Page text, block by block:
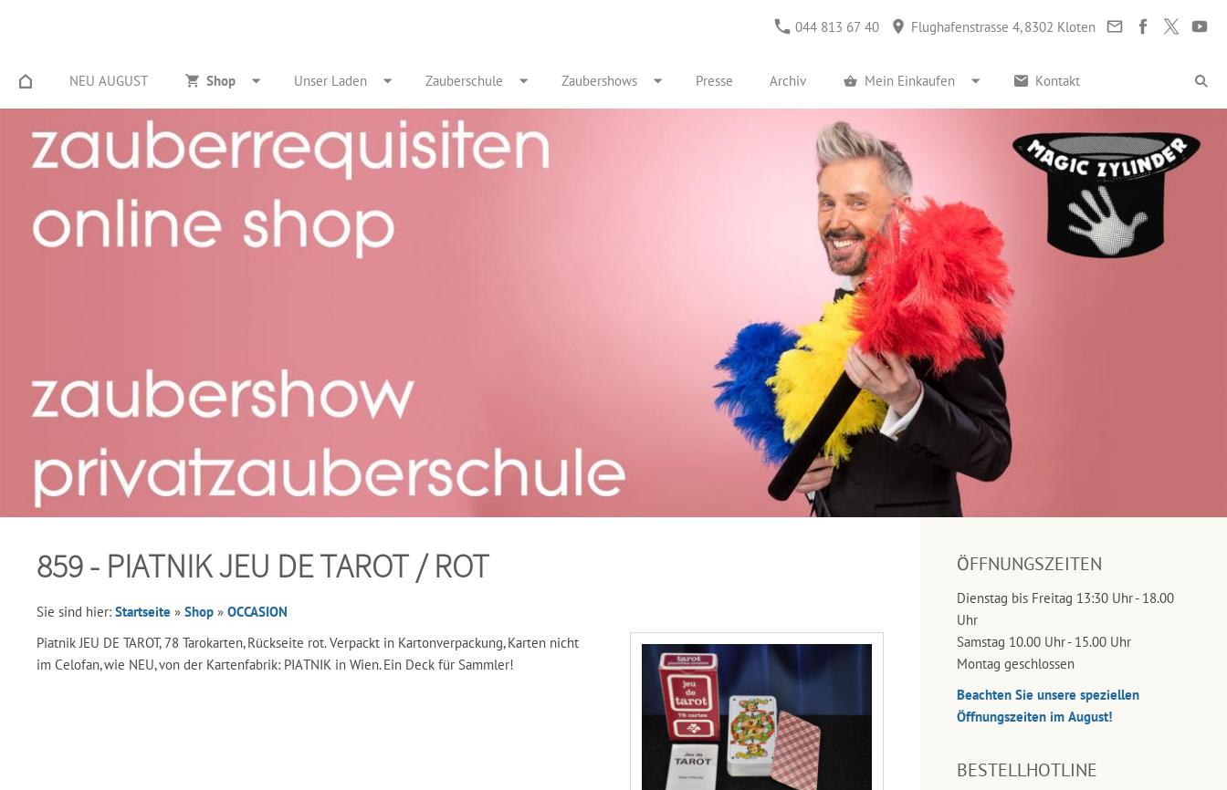
044 813 67 40 Flughafenstrasse 4, 8302 Kloten
NEU AUGUST Shop Unser Laden Zauberschule Zaubershows Presse Archiv Mein Einkaufen Kontakt
859 - PIATNIK JEU DE TAROT / ROT
Sie sind hier: Startseite » Shop » OCCASION
Piatnik JEU DE TAROT, 78 Tarokarten, Rückseite rot. Verpackt in Kartonverpackung, Karten nicht
im Celofan, wie NEU, von der Kartenfabrik: PIATNIK in Wien. Ein Deck für Sammler!
ÖFFNUNGSZEITEN
Dienstag bis Freitag 13:30 Uhr - 18.00
Uhr
Samstag 10.00 Uhr - 15.00 Uhr
Montag geschlossen
Beachten Sie unsere speziellen
Öffnungszeiten im August!
BESTELLHOTLINE